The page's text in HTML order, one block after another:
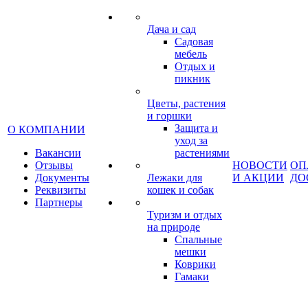
О КОМПАНИИ
Вакансии
Отзывы
Документы
Реквизиты
Партнеры
Дача и сад
Садовая
мебель
Отдых и
пикник
Цветы, растения
и горшки
Защита и
уход за
растениями
Лежаки для
кошек и собак
Туризм и отдых
на природе
Спальные
мешки
Коврики
Гамаки
НОВОСТИ
И АКЦИИ